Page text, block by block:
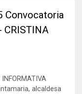
alcaldesa